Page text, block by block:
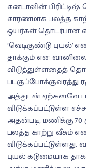
கனடாவின்
காரணமாக பலத்த
ஒயர்கள் தொடர்பான
’வெடிகுண்டு
தாக்கும் என
விடுத்துள்ளதைத்
படகுப்போக்குவரத்து
அத்துடன் ஏற்கனவே
விடுக்கப்பட்டுள்ள
அதன்படி, மணிக்கு
பலத்த காற்று வீசும்
புயல் கடுமையாக